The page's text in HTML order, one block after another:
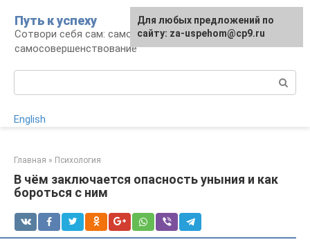
контенту
Путь к успеху
Сотвори себя сам: саморазвитие и
самосовершенствование
English
Главная » Психология
В чём заключается опасность уныния и как
бороться с ним
Для любых предложений по
сайту: za-uspehom@cp9.ru